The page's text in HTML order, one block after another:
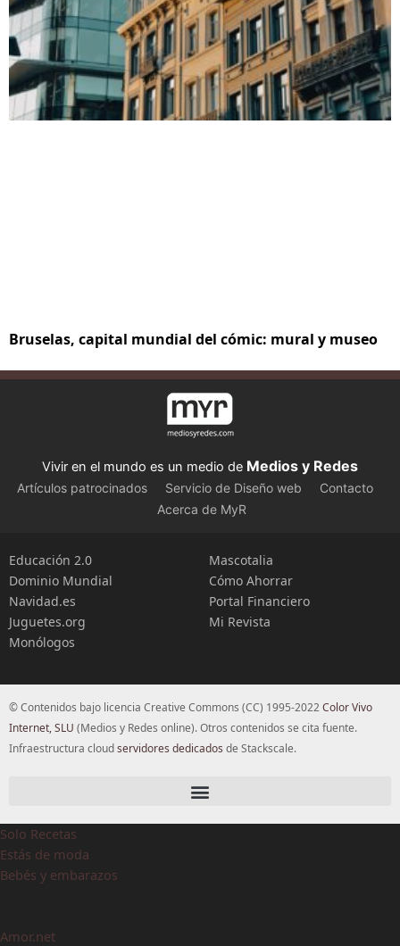
Bruselas, capital mundial del cómic: mural y museo
Vivir en el mundo es un medio de Medios y Redes
Artículos patrocinados Servicio de Diseño web
Contacto
Acerca de MyR
Educación 2.0
Dominio Mundial
Navidad.es
Juguetes.org
Monólogos
Mascotalia
Cómo Ahorrar
Portal Financiero
Mi Revista
© Contenidos bajo licencia Creative Commons (CC) 1995-2022Color Vivo
Internet, SLU (Medios y Redes online). Otros contenidos se cita fuente.
Infraestructura cloudservidores dedicados de Stackscale.
Solo Recetas
Estás de moda
Bebés y embarazos
Amor.net